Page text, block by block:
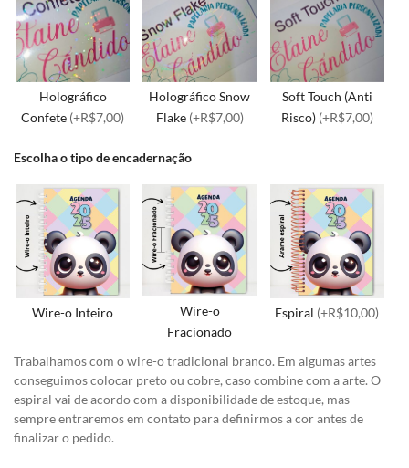
Holográfico
Confete (+R$7,00)
Holográfico Snow
Flake (+R$7,00)
Soft Touch (Anti
Risco) (+R$7,00)
Escolha o tipo de encadernação
Wire-o Inteiro
Wire-o
Fracionado
Espiral (+R$10,00)
Trabalhamos com o wire-o tradicional branco. Em algumas artes
conseguimos colocar preto ou cobre, caso combine com a arte. O
espiral vai de acordo com a disponibilidade de estoque, mas
sempre entraremos em contato para definirmos a cor antes de
finalizar o pedido.